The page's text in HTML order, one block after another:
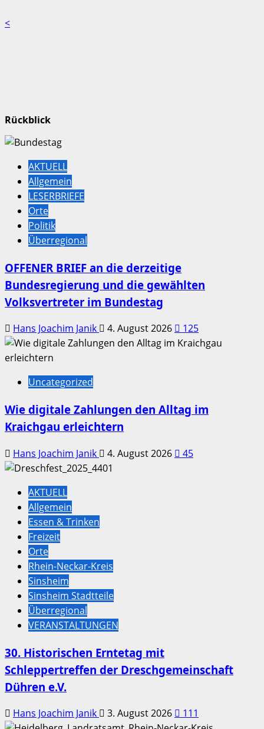
<
Rückblick
AKTUELL
Allgemein
LESERBRIEFE
Orte
Politik
Überregional
OFFENER BRIEF an die derzeitige
Bundesregierung und die gewählten
Volksvertreter im Bundestag
Hans Joachim Janik 4. August 2026 125
Uncategorized
Wie digitale Zahlungen den Alltag im
Kraichgau erleichtern
Hans Joachim Janik 4. August 2026 45
AKTUELL
Allgemein
Essen & Trinken
Freizeit
Orte
Rhein-Neckar-Kreis
Sinsheim
Sinsheim Stadtteile
Überregional
VERANSTALTUNGEN
30. Historischen Erntetag mit
Schleppertreffen der Dreschgemeinschaft
Dühren e.V.
Hans Joachim Janik 3. August 2026 111